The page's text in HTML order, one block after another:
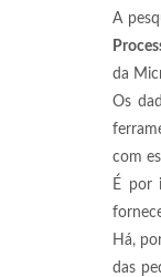
A
da
Os
com
É por
Há,
das